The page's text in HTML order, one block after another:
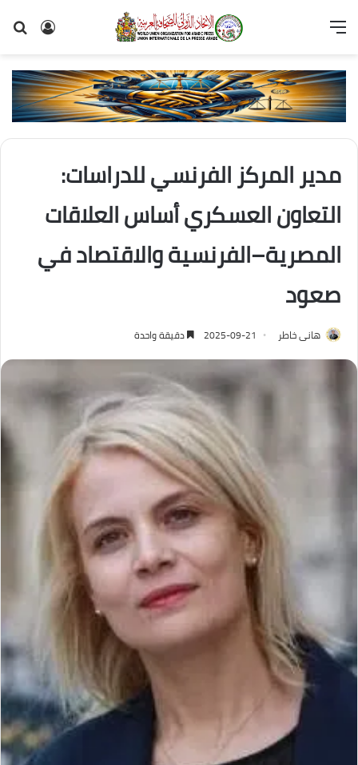
تسجيل
القائمة
مدير المركز الفرنسي للدراسات:
التعاون العسكري أساس العلاقات
المصرية–الفرنسية والاقتصاد في
صعود
هانى خاطر 2025-09-21 دقيقة واحدة